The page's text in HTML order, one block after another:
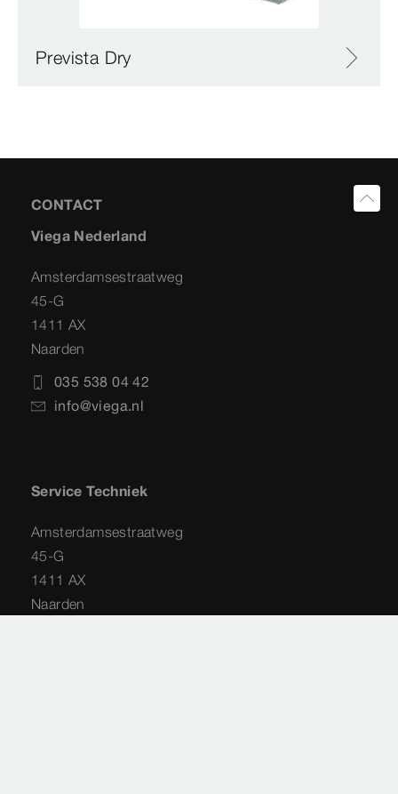
Prevista Dry
CONTACT
Viega Nederland
Amsterdamsestraatweg
45-G
1411 AX
Naarden
035 538 04 42
info@viega.nl
Service Techniek
Amsterdamsestraatweg
45-G
1411 AX
Naarden